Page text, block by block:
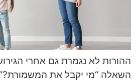
ההורות לא נגמרת גם אחרי
השאלה “מי יקבל את